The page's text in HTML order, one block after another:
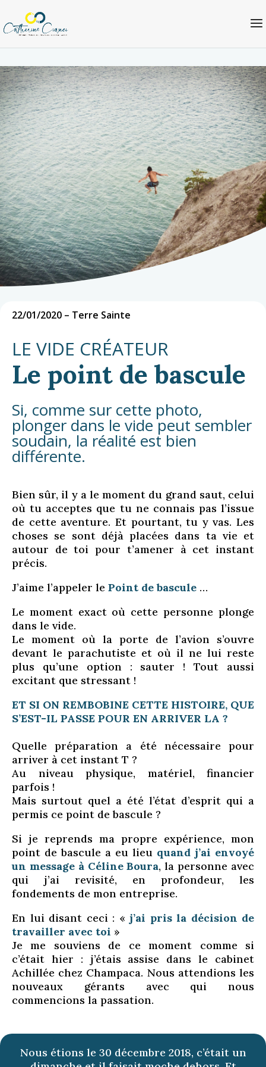
22/01/2020 – Terre Sainte
LE VIDE CRÉATEUR
Le point de bascule
Si, comme sur cette photo,
plonger dans le vide peut sembler
soudain, la réalité est bien
différente.
Bien sûr, il y a le moment du grand saut, celui
où tu acceptes que tu ne connais pas l’issue
de cette aventure. Et pourtant, tu y vas. Les
choses se sont déjà placées dans ta vie et
autour de toi pour t’amener à cet instant
précis.
J’aime l’appeler le Point de bascule …
Le moment exact où cette personne plonge
dans le vide.
Le moment où la porte de l’avion s’ouvre
devant le parachutiste et où il ne lui reste
plus qu’une option : sauter ! Tout aussi
excitant que stressant !
ET SI ON REMBOBINE CETTE HISTOIRE, QUE
S’EST-IL PASSE POUR EN ARRIVER LA ?
Quelle préparation a été nécessaire pour
arriver à cet instant T ?
Au niveau physique, matériel, financier
parfois !
Mais surtout quel a été l’état d’esprit qui a
permis ce point de bascule ?
Si je reprends ma propre expérience, mon
point de bascule a eu lieu quand j’ai envoyé
un message à Céline Boura, la personne avec
qui j’ai revisité, en profondeur, les
fondements de mon entreprise.
En lui disant ceci : « j’ai pris la décision de
travailler avec toi »
Je me souviens de ce moment comme si
c’était hier : j’étais assise dans le cabinet
Achillée chez Champaca. Nous attendions les
nouveaux gérants avec qui nous
commencions la passation.
Nous étions le 30 décembre 2018, c’était un